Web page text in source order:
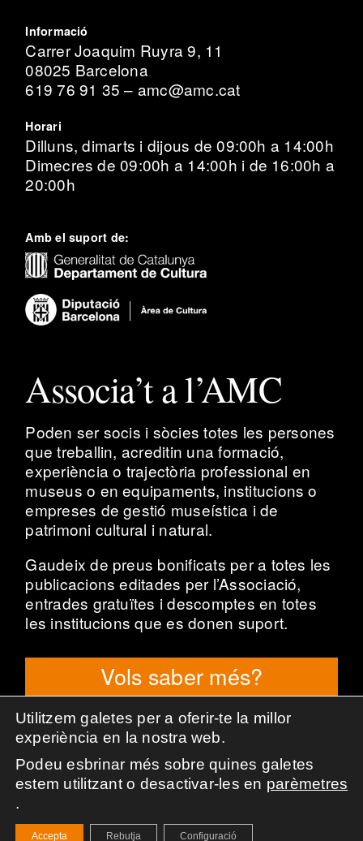
Informació
Carrer Joaquim Ruyra 9, 11
08025 Barcelona
619 76 91 35 – amc@amc.cat
Horari
Dilluns, dimarts i dijous de 09:00h a 14:00h
Dimecres de 09:00h a 14:00h i de 16:00h a
20:00h
Amb el suport de:
Associa’t a l’AMC
Poden ser socis i sòcies totes les persones
que treballin, acreditin una formació,
experiència o trajectòria professional en
museus o en equipaments, institucions o
empreses de gestió museística i de
patrimoni cultural i natural.
Gaudeix de preus bonificats per a totes les
publicacions editades per l’Associació,
entrades gratuïtes i descomptes en totes
les institucions que es donen suport.
Vols saber més?
Associació de Professionals de la Museologia de
Catalunya.
Avís legal
Política de privacitat
Utilitzem galetes per a oferir-te la millor
experiència en la nostra web.
Podeu esbrinar més sobre quines galetes
estem utilitzant o desactivar-les en parèmetres
.
Accepta Rebutja Configuració